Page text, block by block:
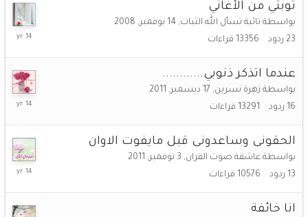
توبتي من الأغاني
بواسطة تائبة تسأل الله الثبات, 14 نوفمبر, 2008
23 ردود 13356 قراءات
27
عندما اتذكر ذنوبي............
بواسطة زهرة نسرين, 17 ديسمبر, 2011
16 ردود 13291 قراءات
20
2012
الحقونى وساعدونى قبل مايفوت الاوان
بواسطة عاشقة صوت القران, 3 نوفمبر, 2011
13 ردود 10576 قراءات
17
انا خائفة